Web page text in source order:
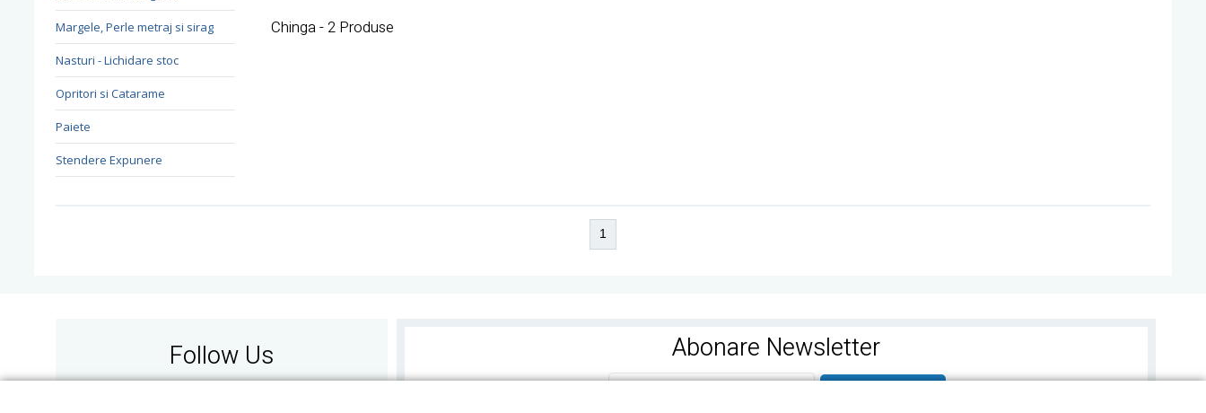
Margele, Perle metraj si sirag
Nasturi - Lichidare stoc
Opritori si Catarame
Paiete
Stendere Expunere
Chinga - 2 Produse
1
Follow Us Abonare Newsletter